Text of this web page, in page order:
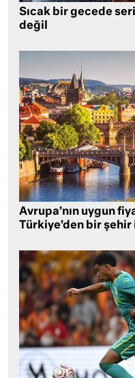
Sıcak bir gecede
değil
Avrupa’nın uygun
Türkiye’den bir